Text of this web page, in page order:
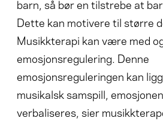
barn, så bør en tilstrebe at
Dette kan motivere til større
Musikkterapi kan være med
emosjonsregulering. Denne
emosjonsreguleringen kan
musikalsk samspill,
verbaliseres, sier